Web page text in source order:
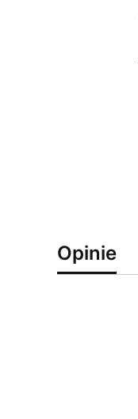
Opinie